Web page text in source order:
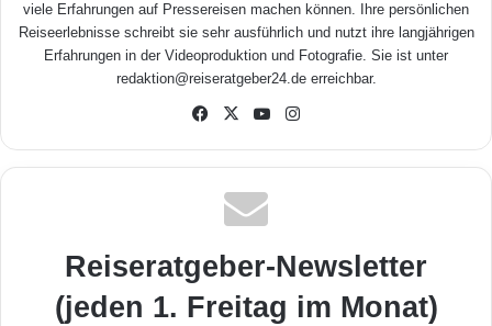
viele Erfahrungen auf Pressereisen machen können. Ihre persönlichen
Reiseerlebnisse schreibt sie sehr ausführlich und nutzt ihre langjährigen
Erfahrungen in der Videoproduktion und Fotografie. Sie ist unter
redaktion@reiseratgeber24.de erreichbar.
Fa
ook
X
Yo
be am
Reiseratgeber-Newsletter
(jeden 1. Freitag im Monat)